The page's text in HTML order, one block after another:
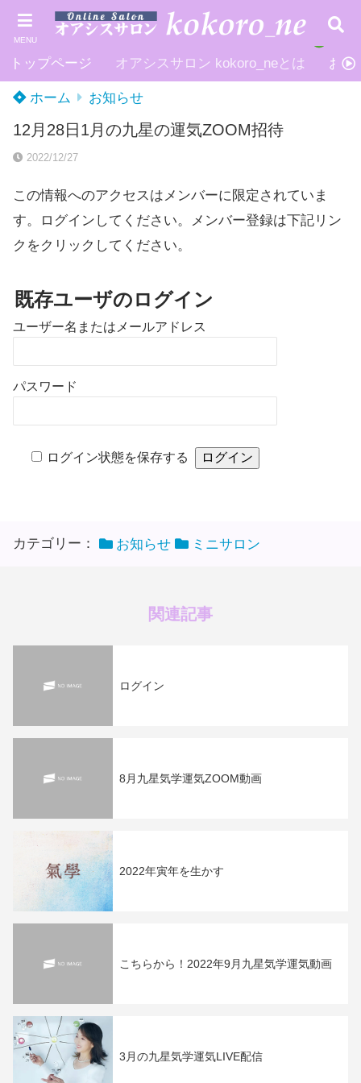
MENU
トップページ オアシスサロン kokoro_neとは お申
ホーム お知らせ
12月28日1月の九星の運気ZOOM招待
2022/12/27
この情報へのアクセスはメンバーに限定されていま
す。ログインしてください。メンバー登録は下記リン
クをクリックしてください。
既存ユーザのログイン
ユーザー名またはメールアドレス
パスワード
ログイン状態を保存する
カテゴリー： お知らせ ミニサロン
関連記事
ログイン
8月九星気学運気ZOOM動画
2022年寅年を生かす
こちらから！2022年9月九星気学運気動画
3月の九星気学運気LIVE配信